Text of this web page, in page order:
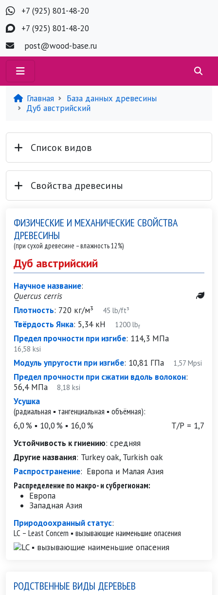
+7 (925) 801-48-20
+7 (925) 801-48-20
post@wood-base.ru
Главная
База данных древесины
Дуб австрийский
Список видов
Свойства древесины
ФИЗИЧЕСКИЕ И МЕХАНИЧЕСКИЕ СВОЙСТВА
ДРЕВЕСИНЫ
(при сухой древесине – влажность 12%)
Дуб австрийский
Научное название:
Quercus cerris
Плотность: 720 кг/м³ 45 lb/ft³
Твёрдость Янка: 5,34 кН 1200 lbf
Предел прочности при изгибе: 114,3 МПа
16,58 ksi
Модуль упругости при изгибе: 10,81 ГПа 1,57 Mpsi
Предел прочности при сжатии вдоль волокон:
56,4 МПа 8,18 ksi
Усушка
(радиальная ▪ тангенциальная ▪ объёмная):
6,0 % ▪ 10,0 % ▪ 16,0 %
Т/Р = 1,7
Устойчивость к гниению: средняя
Другие названия: Turkey oak, Turkish oak
Распространение: Европа и Малая Азия
Распределение по макро- и субрегионам:
Европа
Западная Азия
Природоохранный статус:
LC – Least Concern ▪ вызывающие наименьшие опасения
РОДСТВЕННЫЕ ВИДЫ ДЕРЕВЬЕВ